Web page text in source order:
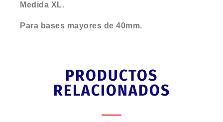
Medida XL.
Para bases mayores de 40mm.
PRODUCTOS
RELACIONADOS